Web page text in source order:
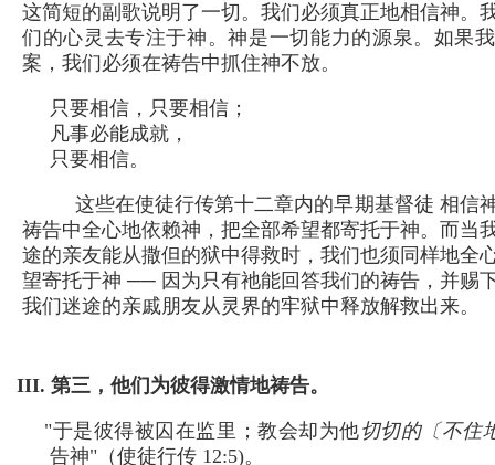
这简短的副歌说明了一切。我们必须真正地相信神。
们的心灵去专注于神。神是一切能力的源泉。如果
案，我们必须在祷告中抓住神不放。
只要相信，只要相信；
凡事必能成就，
只要相信。
这些在使徒行传第十二章内的早期基督徒 相信
祷告中全心地依赖神，把全部希望都寄托于神。而当
途的亲友能从撒但的狱中得救时，我们也须同样地全
望寄托于神 ── 因为只有祂能回答我们的祷告，并赐
我们迷途的亲戚朋友从灵界的牢狱中释放解救出来。
III. 第三，他们为彼得激情地祷告。
"于是彼得被囚在监里；教会却为他切切的〔不住
告神"（使徒行传 12:5)。